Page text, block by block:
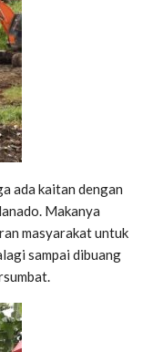
ada kaitan dengan
Makanya
masyarakat untuk
sampai dibuang